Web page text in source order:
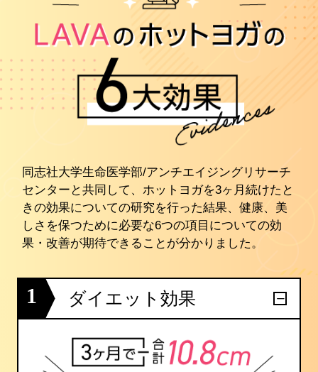
同志社大学生命医学部/アンチエイジングリサーチ
センターと共同して、ホットヨガを3ヶ月続けたと
きの効果についての研究を行った結果、健康、美
しさを保つために必要な6つの項目についての効
果・改善が期待できることが分かりました。
1 ダイエット効果